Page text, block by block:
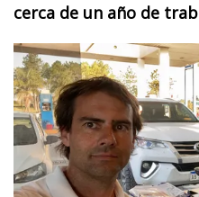
cerca de un año de